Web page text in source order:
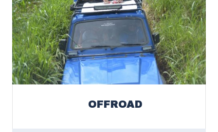
OFFROAD